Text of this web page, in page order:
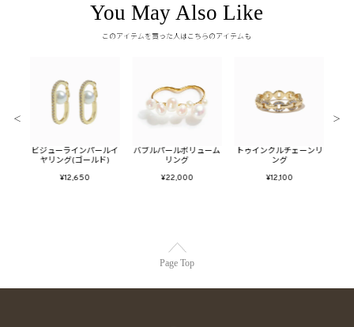
You May Also Like
このアイテムを買った人はこちらのアイテムも
ビジューラインパールイ
ヤリング(ゴールド)
¥12,650
バブルパールボリューム
リング
¥22,000
トゥインクルチェーンリ
ング
¥12,100
＜ ＞
Page Top